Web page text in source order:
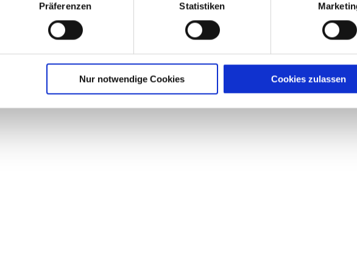
in die USA: Indem Sie die jeweiligen Cookies akzeptieren, willigen Sie zugleich
dass durch das Setzen und Verwenden des jeweiligen Cookies entstehenden
Präferenzen Statistiken
Nur notwendige Cookies Cookies zulassen